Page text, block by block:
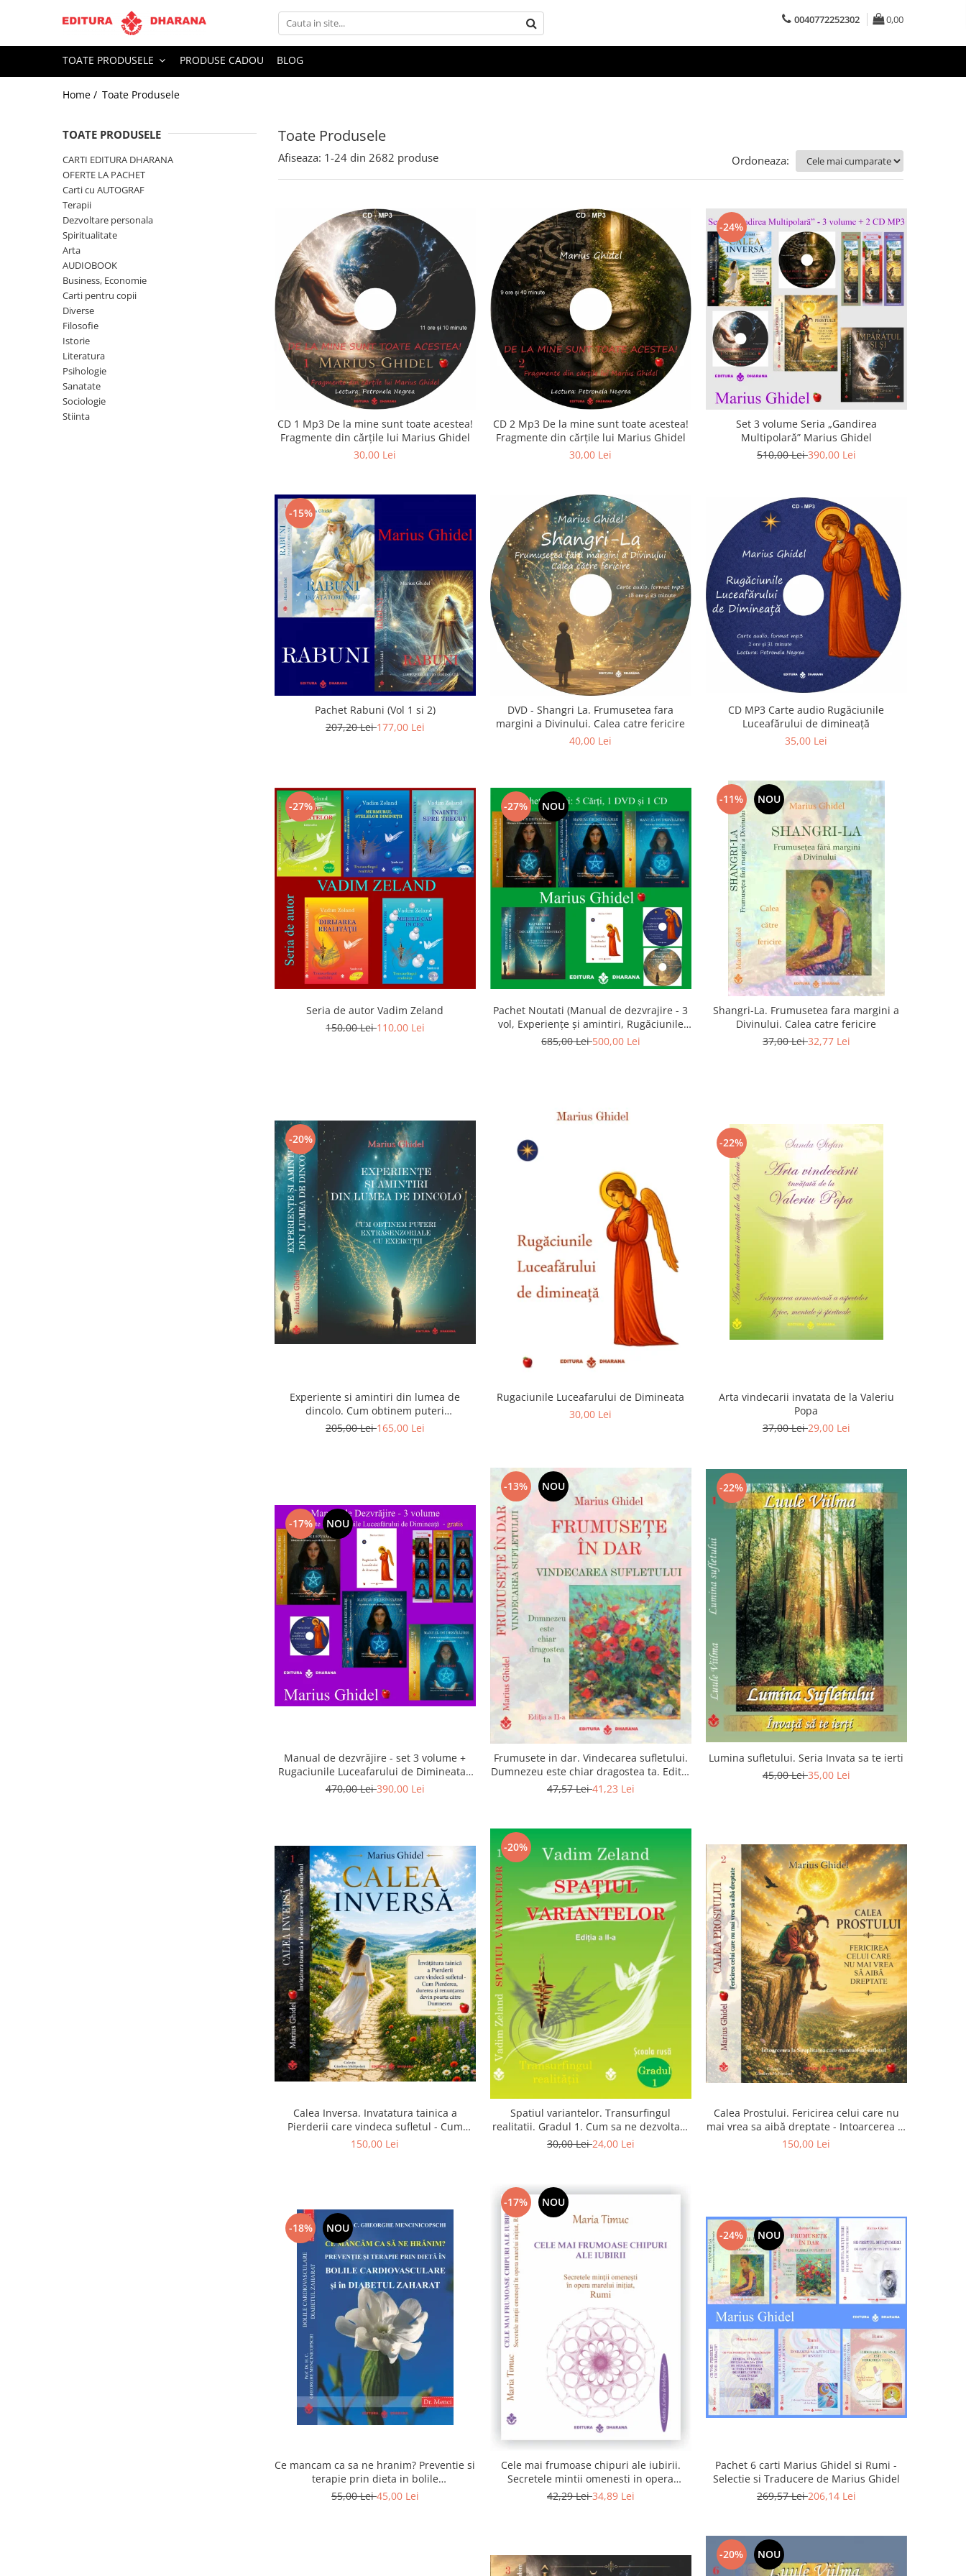
Toate Produsele
CARTI EDITURA DHARANA
OFERTE LA PACHET
Dezvoltare personala
Spiritualitate
AUDIOBOOK
Business, Economie
Carti pentru copii
0040772252302 0,00
TOATE PRODUSELE PRODUSE CADOU BLOG
Home / Toate Produsele
Toate Produsele
TOATE PRODUSELE
CARTI EDITURA DHARANA
OFERTE LA PACHET
Carti cu AUTOGRAF
Terapii
Dezvoltare personala
Spiritualitate
Arta
AUDIOBOOK
Business, Economie
Carti pentru copii
Diverse
Filosofie
Istorie
Literatura
Psihologie
Sanatate
Sociologie
Stiinta
Afiseaza: 1-24 din 2682 produse Ordoneaza:
CD 1 Mp3 De la mine sunt toate acestea!
Fragmente din cărțile lui Marius Ghidel
30,00 Lei
CD 2 Mp3 De la mine sunt toate acestea!
Fragmente din cărțile lui Marius Ghidel
30,00 Lei
-24%
Set 3 volume Seria „Gandirea
Multipolară” Marius Ghidel
510,00 Lei390,00 Lei
-15%
Pachet Rabuni (Vol 1 si 2)
207,20 Lei177,00 Lei
DVD - Shangri La. Frumusetea fara
margini a Divinului. Calea catre fericire
40,00 Lei
CD MP3 Carte audio Rugăciunile
Luceafărului de dimineață
35,00 Lei
-27%
Seria de autor Vadim Zeland
150,00 Lei110,00 Lei
-27% NOU
Pachet Noutati (Manual de dezvrajire - 3
vol, Experiențe și amintiri, Rugăciunile
Luceafarului de dimineata) - Marius
685,00 Lei500,00 Lei
-11% NOU
Shangri-La. Frumusetea fara margini a
Divinului. Calea catre fericire
37,00 Lei32,77 Lei
-20%
Experiente si amintiri din lumea de
dincolo. Cum obtinem puteri
extrasenzoriale - cu exercitii
205,00 Lei165,00 Lei
Rugaciunile Luceafarului de Dimineata
30,00 Lei
-22%
Arta vindecarii invatata de la Valeriu
Popa
37,00 Lei29,00 Lei
-17% NOU
Manual de dezvrăjire - set 3 volume +
Rugaciunile Luceafarului de Dimineata -
Gratuit)
470,00 Lei390,00 Lei
-13% NOU
Frumusete in dar. Vindecarea sufletului.
Dumnezeu este chiar dragostea ta. Editia
a 2-a
47,57 Lei41,23 Lei
-22%
Lumina sufletului. Seria Invata sa te ierti
45,00 Lei35,00 Lei
Calea Inversa. Invatatura tainica a
Pierderii care vindeca sufletul - Cum
Pierderea, durerea si renuntarea devin
150,00 Lei
-20%
Spatiul variantelor. Transurfingul
realitatii. Gradul 1. Cum sa ne dezvoltam
intuitia si sa ne alegem soarta
30,00 Lei24,00 Lei
Calea Prostului. Fericirea celui care nu
mai vrea sa aibă dreptate - Intoarcerea la
Simplitatea care mantuieste sufletul
150,00 Lei
-18% NOU
Ce mancam ca sa ne hranim? Preventie si
terapie prin dieta in bolile
cardiovasculare si in diabetul zaharat
55,00 Lei45,00 Lei
-17% NOU
Cele mai frumoase chipuri ale iubirii.
Secretele mintii omenesti in opera
marelui initiat, Rumi
42,29 Lei34,89 Lei
-24% NOU
Pachet 6 carti Marius Ghidel si Rumi -
Selectie si Traducere de Marius Ghidel
269,57 Lei206,14 Lei
-20% NOU